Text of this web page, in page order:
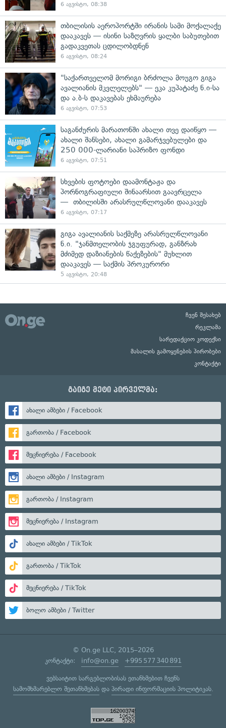
6 აგვისტო, 08:38
თბილისის აეროპორტში ირანის სამი მოქალაქე
დააკავეს — ისინი საზღვრის ყალბი საბუთებით
გადაკვეთას ცდილობდნენ
6 აგვისტო, 08:24
"საქართველომ მორიგი ბრძოლა მოუგო გიგა
ავალიანის მკვლელებს" — ეკა კუპატაძე ნ.ი-სა
და ა.ბ-ს დაკავებას ეხმაურება
6 აგვისტო, 07:53
საგანძურის მარათონში ახალი თვე დაიწყო —
ახალი შანსები, ახალი გამარჯვებულები და
250 000-ლარიანი საპრიზო ფონდი
6 აგვისტო, 07:51
სხვების ფოტოები დაამონტაჟა და
პორნოგრაფიული შინაარსით გაავრცელა
— თბილისში არასრულწლოვანი დააკავეს
6 აგვისტო, 07:17
გიგა ავალიანის საქმეზე არასრულწლოვანი
ნ.ი. "ჯანმთელობის ჯგუფურად, განზრახ
მძიმედ დაზიანების წაქეზების" მუხლით
დააკავეს — საქმის პროკურორი
5 აგვისტო, 20:48
ჩვენ შესახებ
რეკლამა
სარედაქციო კოდექსი
მასალის გამოყენების პირობები
კონტაქტი
გაიგე მეტი პირველმა:
ახალი ამბები / Facebook
გართობა / Facebook
მეცნიერება / Facebook
ახალი ამბები / Instagram
გართობა / Instagram
მეცნიერება / Instagram
ახალი ამბები / TikTok
გართობა / TikTok
მეცნიერება / TikTok
ბოლო ამბები / Twitter
© On.ge LLC, 2015–2026
კონტაქტი: info@on.ge +995 577 340 891
ვებსაიტით სარგებლობისას ეთანხმებით ჩვენს
სამომხმარებლო შეთანხმებასდა პირადი ინფორმაციის პოლიტიკას.